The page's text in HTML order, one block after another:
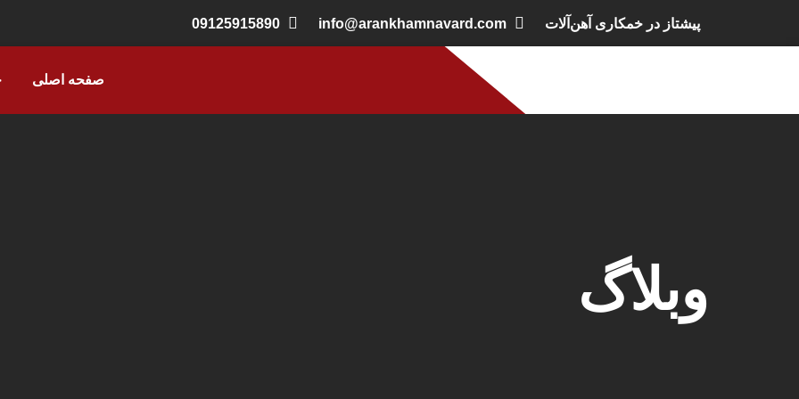
پیشتاز در خمکاری آهن‌آلات info@arankhamnavard.com
09125915890
صفحه اصلی
وبلاگ